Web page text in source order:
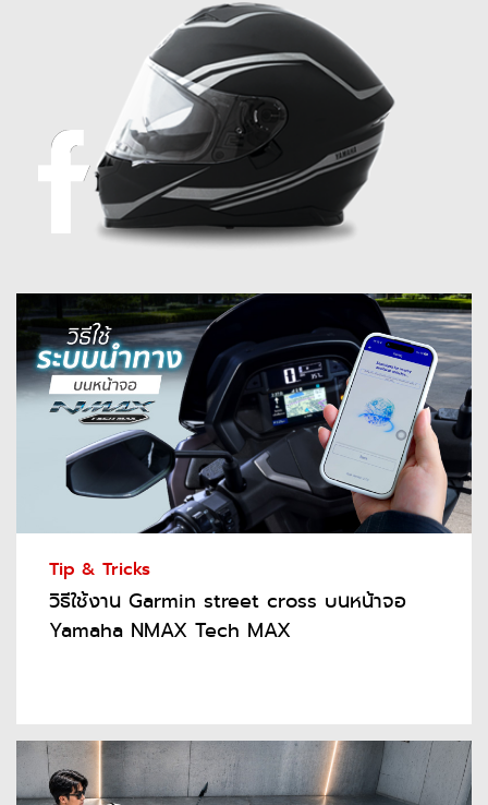
Tip & Tricks
วิธีใช้งาน Garmin street cross บนหน้าจอ
Yamaha NMAX Tech MAX